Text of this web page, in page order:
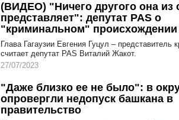
(ВИДЕО) "Ничего другого она из
представляет": депутат PAS о
"криминальном" происхождении
Глава Гагаузии Евгения Гуцул – представитель
считает депутат PAS Виталий Жакот.
27/07/2023
"Даже близко ее не было": в
опровергли недопуск башкана в
правительство